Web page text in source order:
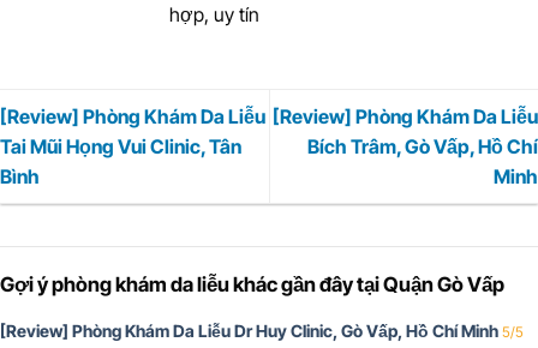
hợp, uy tín
[Review] Phòng Khám Da Liễu
Tai Mũi Họng Vui Clinic, Tân
Bình
[Review] Phòng Khám Da Liễu
Bích Trâm, Gò Vấp, Hồ Chí
Minh
Gợi ý phòng khám da liễu khác gần đây tại Quận Gò Vấp
[Review] Phòng Khám Da Liễu Dr Huy Clinic, Gò Vấp, Hồ Chí Minh 5/5